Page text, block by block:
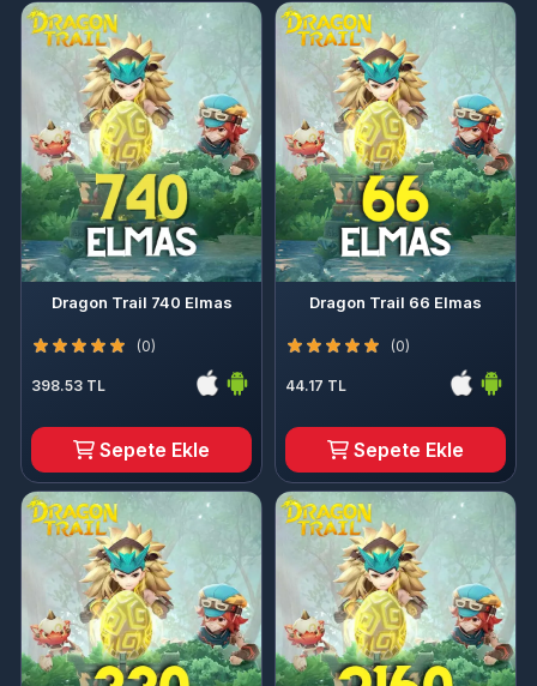
Dragon Trail 740 Elmas
(0)
398.53 TL
Sepete Ekle
Dragon Trail 66 Elmas
(0)
44.17 TL
Sepete Ekle